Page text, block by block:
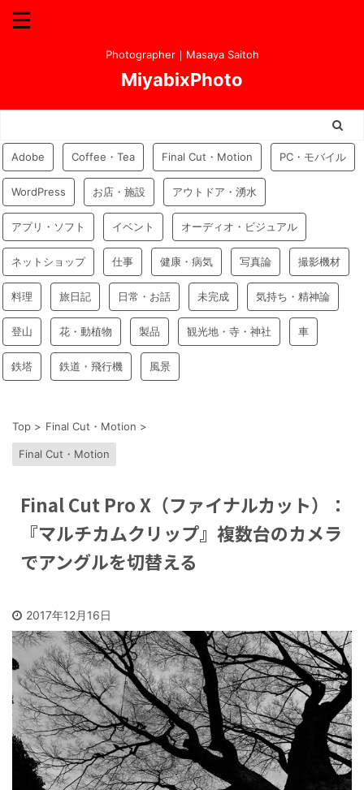
Photographer｜Masaya Saitoh
MiyabixPhoto
Adobe Coffee・Tea Final Cut・Motion PC・モバイル
WordPress お店・施設 アウトドア・湧水
アプリ・ソフト イベント オーディオ・ビジュアル
ネットショップ 仕事 健康・病気 写真論 撮影機材
料理 旅日記 日常・お話 未完成 気持ち・精神論
登山 花・動植物 製品 観光地・寺・神社 車
鉄塔 鉄道・飛行機 風景
Top > Final Cut・Motion >
Final Cut・Motion
Final Cut Pro X（ファイナルカット）：
『マルチカムクリップ』複数台のカメラ
でアングルを切替える
2017年12月16日